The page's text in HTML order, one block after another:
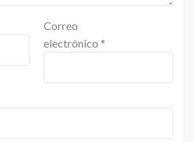
Correo
electrónico *